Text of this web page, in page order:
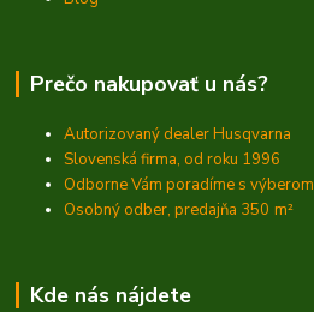
Prečo nakupovať u nás?
Autorizovaný dealer Husqvarna
Slovenská firma, od roku 1996
Odborne Vám poradíme s výberom
Osobný odber, predajňa 350 m²
Kde nás nájdete